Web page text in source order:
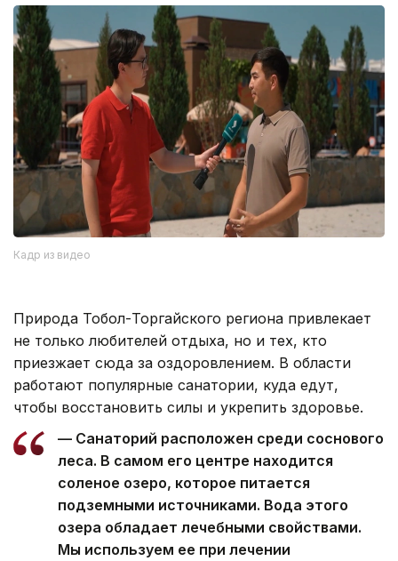
Кадр из видео
Природа Тобол-Торгайского региона привлекает
не только любителей отдыха, но и тех, кто
приезжает сюда за оздоровлением. В области
работают популярные санатории, куда едут,
чтобы восстановить силы и укрепить здоровье.
— Санаторий расположен среди соснового
леса. В самом его центре находится
соленое озеро, которое питается
подземными источниками. Вода этого
озера обладает лечебными свойствами.
Мы используем ее при лечении